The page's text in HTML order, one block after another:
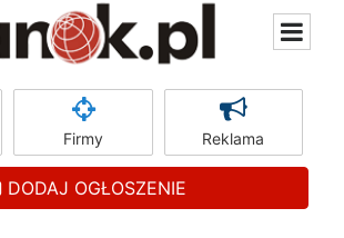
Firmy Reklama
DODAJ OGŁOSZENIE